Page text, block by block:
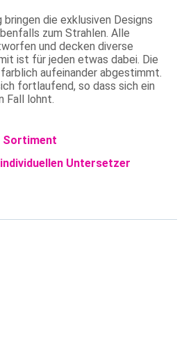
die exklusiven Designs
zum Strahlen. Alle
und decken diverse
ist für jeden etwas dabei. Die
aufeinander abgestimmt.
fortlaufend, so dass sich ein
Fall lohnt.
Sortiment
Untersetzer